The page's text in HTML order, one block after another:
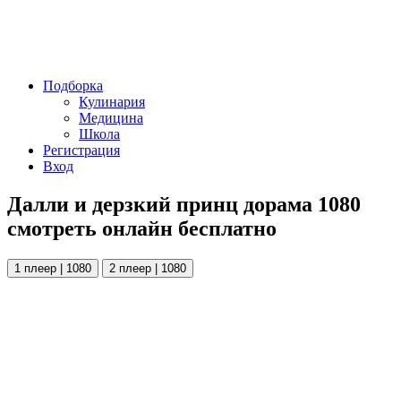
Подборка
Кулинария
Медицина
Школа
Регистрация
Вход
Далли и дерзкий принц дорама 1080
смотреть онлайн бесплатно
1 плеер | 1080 2 плеер | 1080